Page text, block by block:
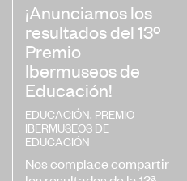
¡Anunciamos los
resultados del 13º
Premio
Ibermuseos de
Educación!
EDUCACIÓN, PREMIO
IBERMUSEOS DE
EDUCACIÓN
Nos complace compartir